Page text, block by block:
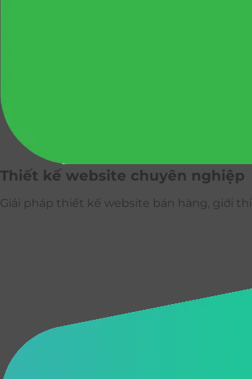
Thiết kế website chuyên nghiệp
Giải pháp thiết kế website bán hàng, giới